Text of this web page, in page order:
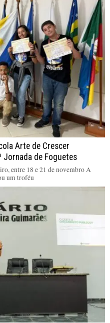
Arte de Crescer
Jornada de Foguetes
entre 18 e 21 de novembro A
um troféu